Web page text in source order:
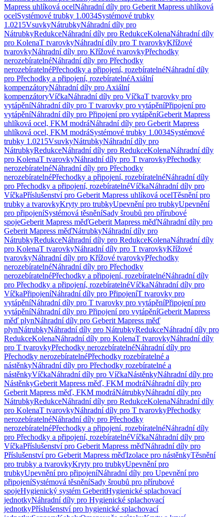
Mapress uhlíková ocelNáhradní díly pro Geberit Mapress uhlíková
ocelSystémové trubky 1.0034Systémové trubky
1.0215VsuvkyNátrubkyNáhradní díly pro
NátrubkyRedukceNáhradní díly pro RedukceKolenaNáhradní díly
pro KolenaT tvarovkyNáhradní díly pro T tvarovkyKřížové
tvarovkyNáhradní díly pro Křížové tvarovkyPřechodky
nerozebíratelnéNáhradní díly pro Přechodky
nerozebíratelnéPřechodky a připojení, rozebíratelnéNáhradní díly
pro Přechodky a připojení, rozebíratelnéAxiální
kompenzátoryNáhradní díly pro Axiální
kompenzátoryVíčkaNáhradní díly pro VíčkaT tvarovky pro
vytápěníNáhradní díly pro T tvarovky pro vytápěníPřipojení pro
vytápěníNáhradní díly pro Připojení pro vytápěníGeberit Mapress
uhlíková ocel, FKM modráNáhradní díly pro Geberit Mapress
uhlíková ocel, FKM modráSystémové trubky 1.0034Systémové
trubky 1.0215VsuvkyNátrubkyNáhradní díly pro
NátrubkyRedukceNáhradní díly pro RedukceKolenaNáhradní díly
pro KolenaT tvarovkyNáhradní díly pro T tvarovkyPřechodky
nerozebíratelnéNáhradní díly pro Přechodky
nerozebíratelnéPřechodky a připojení, rozebíratelnéNáhradní díly
pro Přechodky a připojení, rozebíratelnéVíčkaNáhradní díly pro
VíčkaPříslušenství pro Geberit Mapress uhlíková ocelTěsnění pro
trubky a tvarovkyKryty pro trubkyUpevnění pro trubkyUpevnění
pro připojeníSystémová těsněníSady šroubů pro přírubové
spojeGeberit Mapress měďGeberit Mapress měďNáhradní díly pro
Geberit Mapress měďNátrubkyNáhradní díly pro
NátrubkyRedukceNáhradní díly pro RedukceKolenaNáhradní díly
pro KolenaT tvarovkyNáhradní díly pro T tvarovkyKřížové
tvarovkyNáhradní díly pro Křížové tvarovkyPřechodky
nerozebíratelnéNáhradní díly pro Přechodky
nerozebíratelnéPřechodky a připojení, rozebíratelnéNáhradní díly
pro Přechodky a připojení, rozebíratelnéVíčkaNáhradní díly pro
VíčkaPřipojeníNáhradní díly pro PřipojeníT tvarovky pro
vytápěníNáhradní díly pro T tvarovky pro vytápěníPřipojení pro
vytápěníNáhradní díly pro Připojení pro vytápěníGeberit Mapress
měď plynNáhradní díly pro Geberit Mapress měď
plynNátrubkyNáhradní díly pro NátrubkyRedukceNáhradní díly pro
RedukceKolenaNáhradní díly pro KolenaT tvarovkyNáhradní díly
pro T tvarovkyPřechodky nerozebíratelnéNáhradní díly pro
Přechodky nerozebíratelnéPřechodky rozebíratelné a
nástěnkyNáhradní díly pro Přechodky rozebíratelné a
nástěnkyVíčkaNáhradní díly pro VíčkaNástěnkyNáhradní díly pro
NástěnkyGeberit Mapress měď, FKM modráNáhradní díly pro
Geberit Mapress měď, FKM modráNátrubkyNáhradní díly pro
NátrubkyRedukceNáhradní díly pro RedukceKolenaNáhradní díly
pro KolenaT tvarovkyNáhradní díly pro T tvarovkyPřechodky
nerozebíratelnéNáhradní díly pro Přechodky
nerozebíratelnéPřechodky a připojení, rozebíratelnéNáhradní díly
pro Přechodky a připojení, rozebíratelnéVíčkaNáhradní díly pro
VíčkaPříslušenství pro Geberit Mapress měďNáhradní díly pro
Příslušenství pro Geberit Mapress měďIzolace pro nástěnkyTěsnění
pro trubky a tvarovkyKryty pro trubkyUpevnění pro
trubkyUpevnění pro připojeníNáhradní díly pro Upevnění pro
připojeníSystémová těsněníSady šroubů pro přírubové
spojeHygienický systém GeberitHygienické splachovací
jednotkyNáhradní díly pro Hygienické splachovací
jednotkyPříslušenství pro hygienické splachovací